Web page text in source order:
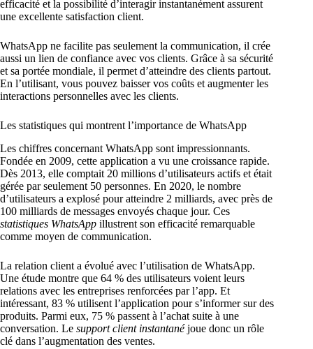
efficacité et la possibilité d’interagir instantanément assurent
une excellente satisfaction client.
WhatsApp ne facilite pas seulement la communication, il crée
aussi un lien de confiance avec vos clients. Grâce à sa sécurité
et sa portée mondiale, il permet d’atteindre des clients partout.
En l’utilisant, vous pouvez baisser vos coûts et augmenter les
interactions personnelles avec les clients.
Les statistiques qui montrent l’importance de WhatsApp
Les chiffres concernant WhatsApp sont impressionnants.
Fondée en 2009, cette application a vu une croissance rapide.
Dès 2013, elle comptait 20 millions d’utilisateurs actifs et était
gérée par seulement 50 personnes. En 2020, le nombre
d’utilisateurs a explosé pour atteindre 2 milliards, avec près de
100 milliards de messages envoyés chaque jour. Ces
statistiques WhatsApp illustrent son efficacité remarquable
comme moyen de communication.
La relation client a évolué avec l’utilisation de WhatsApp.
Une étude montre que 64 % des utilisateurs voient leurs
relations avec les entreprises renforcées par l’app. Et
intéressant, 83 % utilisent l’application pour s’informer sur des
produits. Parmi eux, 75 % passent à l’achat suite à une
conversation. Le support client instantanéjoue donc un rôle
clé dans l’augmentation des ventes.